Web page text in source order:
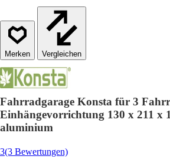
Vergleichen
Fahrradgarage Konsta für 3
Einhängevorrichtung 130 x 211 x
aluminium
3(3 Bewertungen)